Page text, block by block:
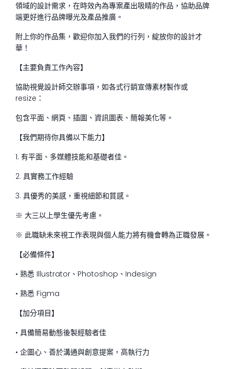
領域的設計需求，在時效內為專案產出吸睛的作品，協助品牌
端更好進行品牌曝光及產品推廣。
附上你的作品集，歡迎你加入我們的行列，綻放你的設計才
華！
【主要負責工作內容】
協助視覺設計師交辦事項，如各式行銷宣傳素材製作或
resize：
包含平面、網頁、插圖、資訊圖表、簡報美化等。
【我們期待你具備以下能力】
1. 有平面、多媒體技能和基礎者佳。
2. 具實務工作經驗
3. 具優秀的美感，重視細節和質感。
※ 大三以上學生優先考慮。
※ 此職缺未來視工作表現與個人能力將有機會轉為正職發展。
【必備條件】
• 熟悉 Illustrator、Photoshop、Indesign
• 熟悉 Figma
【加分項目】
• 具備簡易動態後製經驗者佳
• 企圖心、善於溝通與創意提案，高執行力